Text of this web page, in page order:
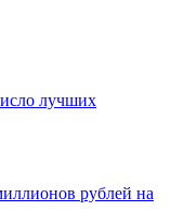
лучших
рублей на